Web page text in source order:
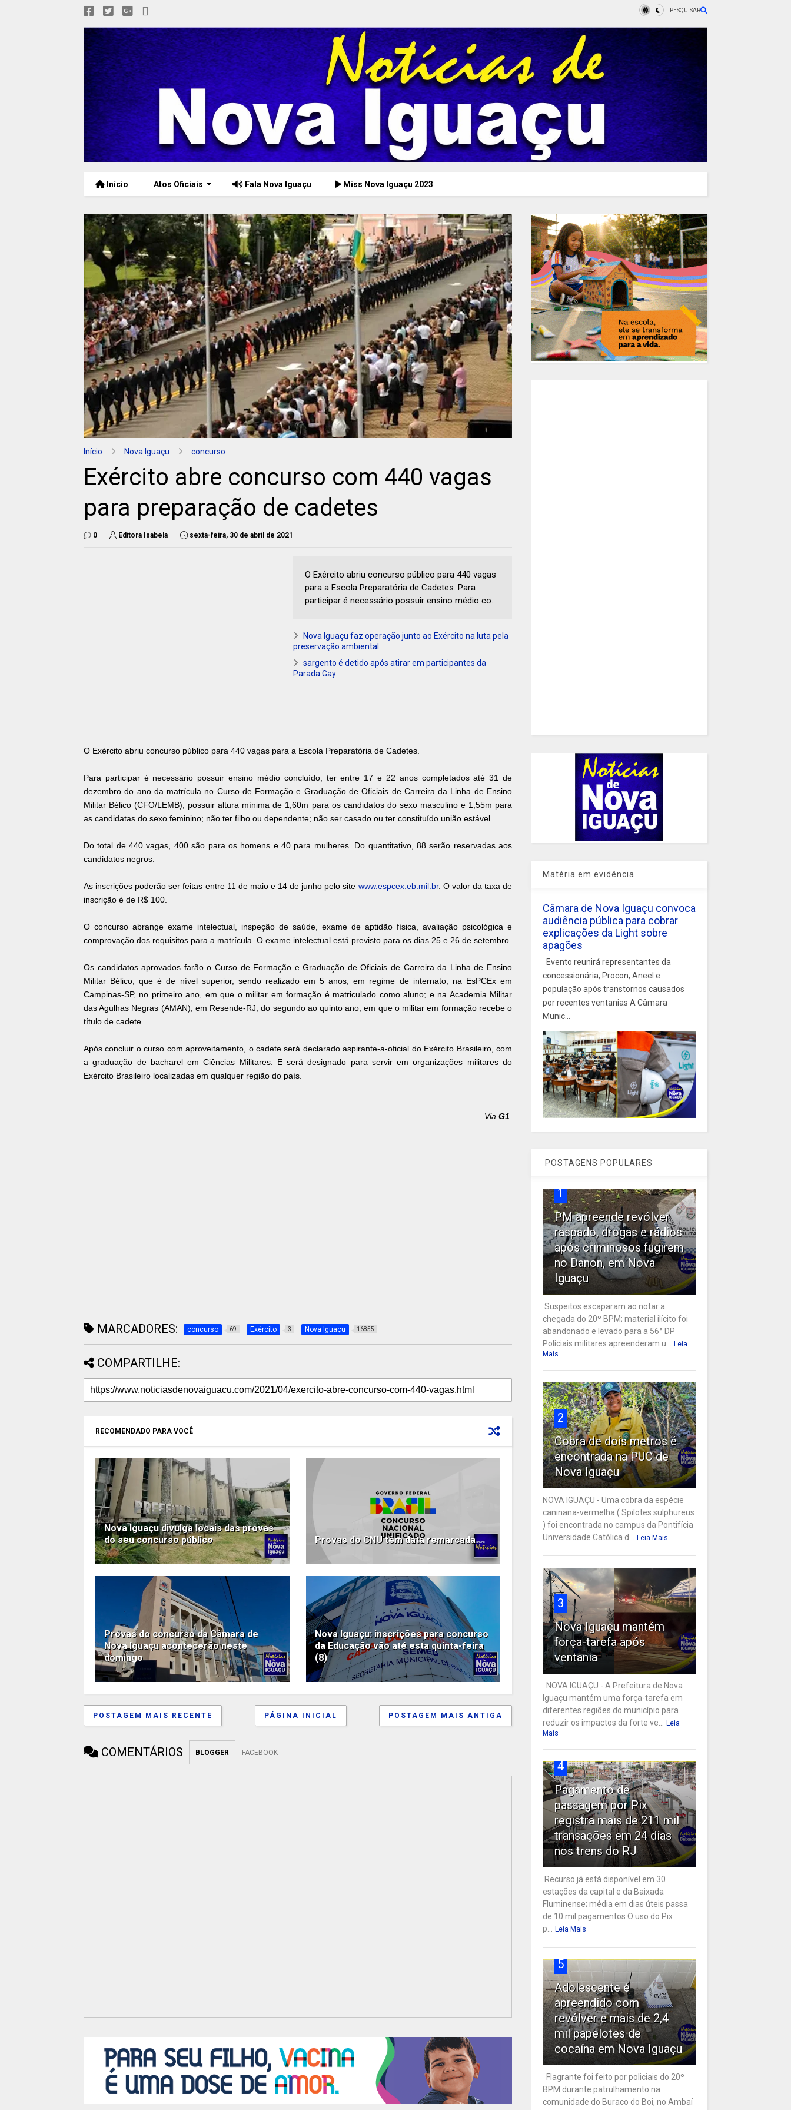
PESQUISAR
Início Atos Oficiais Fala Nova Iguaçu Miss Nova Iguaçu 2023
Início Nova Iguaçu concurso
Exército abre concurso com 440 vagas
para preparação de cadetes
0 Editora Isabela sexta-feira, 30 de abril de 2021
O Exército abriu concurso público para 440 vagas
para a Escola Preparatória de Cadetes. Para
participar é necessário possuir ensino médio co...
Nova Iguaçu faz operação junto ao Exército na luta pela
preservação ambiental
sargento é detido após atirar em participantes da
Parada Gay
O Exército abriu concurso público para 440 vagas para a Escola Preparatória de Cadetes.
Para participar é necessário possuir ensino médio concluído, ter entre 17 e 22 anos completados até 31 de
dezembro do ano da matrícula no Curso de Formação e Graduação de Oficiais de Carreira da Linha de Ensino
Militar Bélico (CFO/LEMB), possuir altura mínima de 1,60m para os candidatos do sexo masculino e 1,55m para
as candidatas do sexo feminino; não ter filho ou dependente; não ser casado ou ter constituído união estável.
Do total de 440 vagas, 400 são para os homens e 40 para mulheres. Do quantitativo, 88 serão reservadas aos
candidatos negros.
As inscrições poderão ser feitas entre 11 de maio e 14 de junho pelo site www.espcex.eb.mil.br. O valor da taxa de
inscrição é de R$ 100.
O concurso abrange exame intelectual, inspeção de saúde, exame de aptidão física, avaliação psicológica e
comprovação dos requisitos para a matrícula. O exame intelectual está previsto para os dias 25 e 26 de setembro.
Os candidatos aprovados farão o Curso de Formação e Graduação de Oficiais de Carreira da Linha de Ensino
Militar Bélico, que é de nível superior, sendo realizado em 5 anos, em regime de internato, na EsPCEx em
Campinas-SP, no primeiro ano, em que o militar em formação é matriculado como aluno; e na Academia Militar
das Agulhas Negras (AMAN), em Resende-RJ, do segundo ao quinto ano, em que o militar em formação recebe o
título de cadete.
Após concluir o curso com aproveitamento, o cadete será declarado aspirante-a-oficial do Exército Brasileiro, com
a graduação de bacharel em Ciências Militares. E será designado para servir em organizações militares do
Exército Brasileiro localizadas em qualquer região do país.
Via G1
MARCADORES: concurso 69 Exército 3 Nova Iguaçu 16855
COMPARTILHE:
RECOMENDADO PARA VOCÊ
Nova Iguaçu divulga locais das provas
do seu concurso público
Provas do CNU têm data remarcada
Provas do concurso da Câmara de
Nova Iguaçu acontecerão neste
domingo
Nova Iguaçu: inscrições para concurso
da Educação vão até esta quinta-feira
(8)
POSTAGEM MAIS RECENTE POSTAGEM MAIS ANTIGA
PÁGINA INICIAL
COMENTÁRIOS BLOGGER FACEBOOK
Matéria em evidência
Câmara de Nova Iguaçu convoca
audiência pública para cobrar
explicações da Light sobre
apagões
Evento reunirá representantes da
concessionária, Procon, Aneel e
população após transtornos causados
por recentes ventanias A Câmara
Munic...
POSTAGENS POPULARES
1
PM apreende revólver
raspado, drogas e rádios
após criminosos fugirem
no Danon, em Nova
Iguaçu
Suspeitos escaparam ao notar a
chegada do 20º BPM; material ilícito foi
abandonado e levado para a 56ª DP
Policiais militares apreenderam u...
Leia
Mais
2
Cobra de dois metros é
encontrada na PUC de
Nova Iguaçu
NOVA IGUAÇU - Uma cobra da espécie
caninana-vermelha ( Spilotes sulphureus
) foi encontrada no campus da Pontifícia
Universidade Católica d...
Leia Mais
3
Nova Iguaçu mantém
força-tarefa após
ventania
NOVA IGUAÇU - A Prefeitura de Nova
Iguaçu mantém uma força-tarefa em
diferentes regiões do município para
reduzir os impactos da forte ve...
Leia
Mais
4
Pagamento de
passagem por Pix
registra mais de 211 mil
transações em 24 dias
nos trens do RJ
Recurso já está disponível em 30
estações da capital e da Baixada
Fluminense; média em dias úteis passa
de 10 mil pagamentos O uso do Pix
p...
Leia Mais
5
Adolescente é
apreendido com
revólver e mais de 2,4
mil papelotes de
cocaína em Nova Iguaçu
Flagrante foi feito por policiais do 20º
BPM durante patrulhamento na
comunidade do Buraco do Boi, no Ambaí